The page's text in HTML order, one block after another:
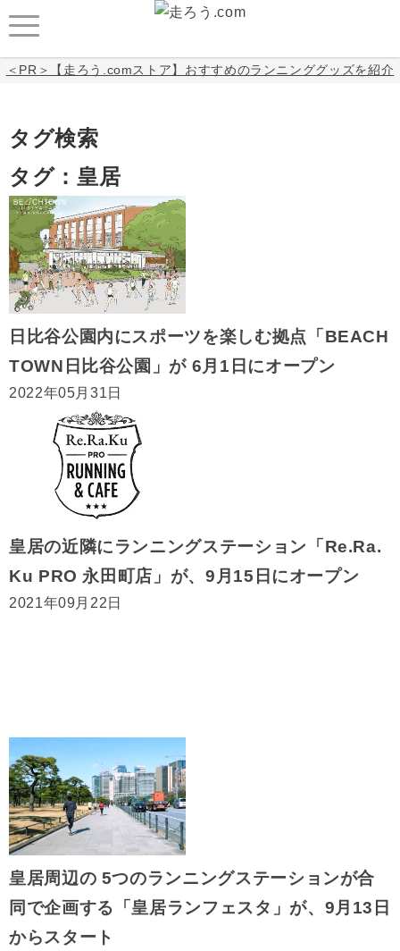
＜PR＞【走ろう.comストア】おすすめのランニンググッズを紹介
タグ検索
タグ：皇居
日比谷公園内にスポーツを楽しむ拠点「BEACH
TOWN日比谷公園」が 6月1日にオープン
2022年05月31日
皇居の近隣にランニングステーション「Re.Ra.
Ku PRO 永田町店」が、9月15日にオープン
2021年09月22日
皇居周辺の 5つのランニングステーションが合
同で企画する「皇居ランフェスタ」が、9月13日
からスタート